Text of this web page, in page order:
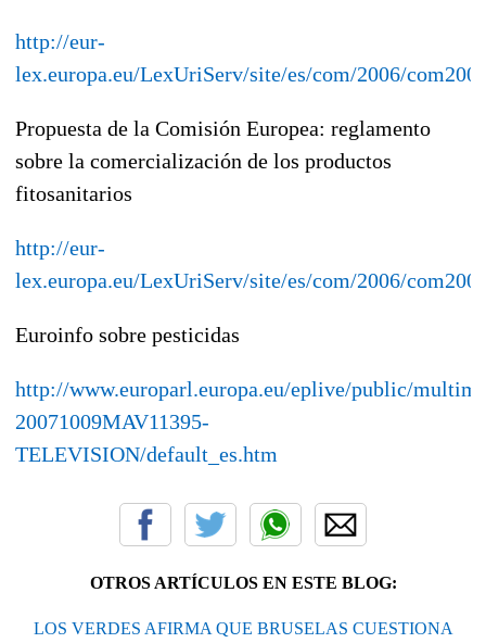
http://eur-
lex.europa.eu/LexUriServ/site/es/com/2006/
Propuesta de la Comisión Europea: reglamento
sobre la comercialización de los productos
fitosanitarios
http://eur-
lex.europa.eu/LexUriServ/site/es/com/2006/
Euroinfo sobre pesticidas
http://www.europarl.europa.eu/eplive/public/
20071009MAV11395-
TELEVISION/default_es.htm
OTROS ARTÍCULOS EN ESTE BLOG:
LOS VERDES AFIRMA QUE BRUSELAS CUESTIONA